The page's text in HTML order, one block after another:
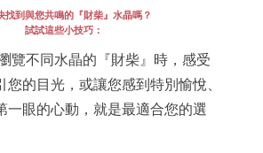
找到與您共鳴的『財柴』水晶嗎？
試試這些小技巧：
覽不同水晶的『財柴』時，感受
您的目光，或讓您感到特別愉悅、
一眼的心動，就是最適合您的選